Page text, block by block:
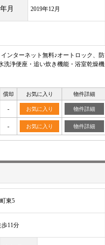
月 2019年12月
ンターネット無料♪オートロック、防
洗浄便座・追い炊き機能・浴室乾燥機
償却 お気に入り 物件詳細
- お気に入り 物件詳細
- お気に入り 物件詳細
東5
11分